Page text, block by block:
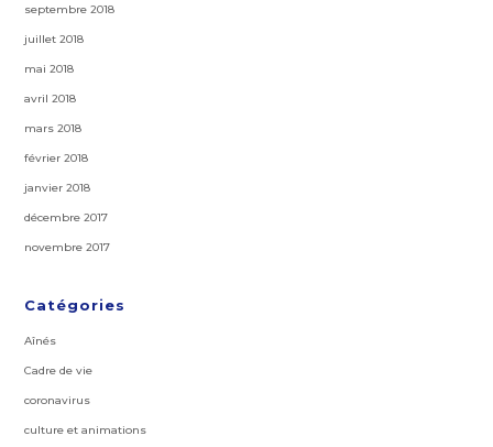
septembre 2018
juillet 2018
mai 2018
avril 2018
mars 2018
février 2018
janvier 2018
décembre 2017
novembre 2017
Catégories
Aînés
Cadre de vie
coronavirus
culture et animations